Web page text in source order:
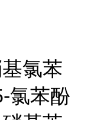
氯苯
氯苯酚